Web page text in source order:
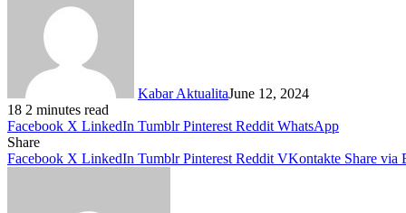
Kabar AktualitaJune 12, 2024
18 2 minutes read
Facebook X LinkedIn Tumblr Pinterest Reddit WhatsApp
Share
Facebook X LinkedIn Tumblr Pinterest Reddit VKontakte Share via